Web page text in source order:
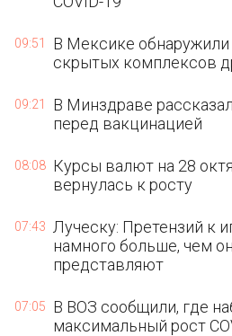
09:51
В Мексике обнаружили
скрытых комплексов
09:21
В Минздраве
перед вакцинацией
08:08 Курсы валют на 28
вернулась к росту
07:43
Луческу: Претензий к
намного больше, чем
представляют
07:05
В ВОЗ сообщили, где
максимальный рост